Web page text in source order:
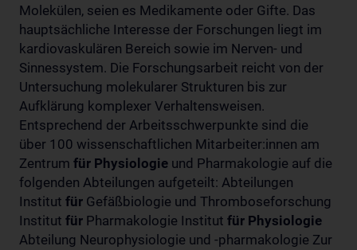
Molekülen, seien es Medikamente oder Gifte. Das
hauptsächliche Interesse der Forschungen liegt im
kardiovaskulären Bereich sowie im Nerven- und
Sinnessystem. Die Forschungsarbeit reicht von der
Untersuchung molekularer Strukturen bis zur
Aufklärung komplexer Verhaltensweisen.
Entsprechend der Arbeitsschwerpunkte sind die
über 100 wissenschaftlichen Mitarbeiter:innen am
Zentrum für Physiologie und Pharmakologie auf die
folgenden Abteilungen aufgeteilt: Abteilungen
Institut für Gefäßbiologie und Thromboseforschung
Institut für Pharmakologie Institut für Physiologie
Abteilung Neurophysiologie und -pharmakologie Zur